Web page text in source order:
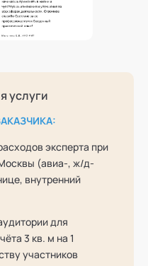
услуги
эксперта при
(авиа-, ж/д-
внутренний
для
3 кв. м на 1
участников